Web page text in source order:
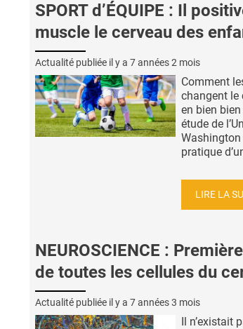
SPORT d’ÉQUIPE : Il
muscle le cerveau des
Actualité publiée il y a 7 années 2 mois
Comment
changent le
en bien
étude de
pratique
LIRE LA
NEUROSCIENCE :
de toutes les cellules du
Actualité publiée il y a 7 années 3 mois
Il n’existait